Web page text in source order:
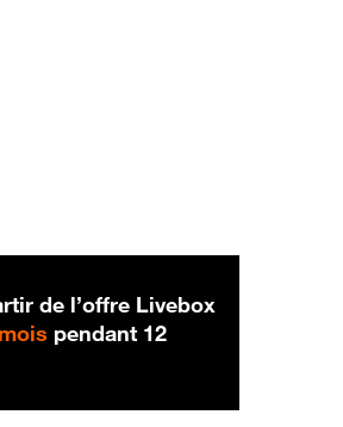
de l’offre Livebox
29,99 € par mois
pendant 12